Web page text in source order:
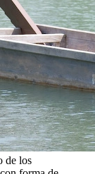
de los